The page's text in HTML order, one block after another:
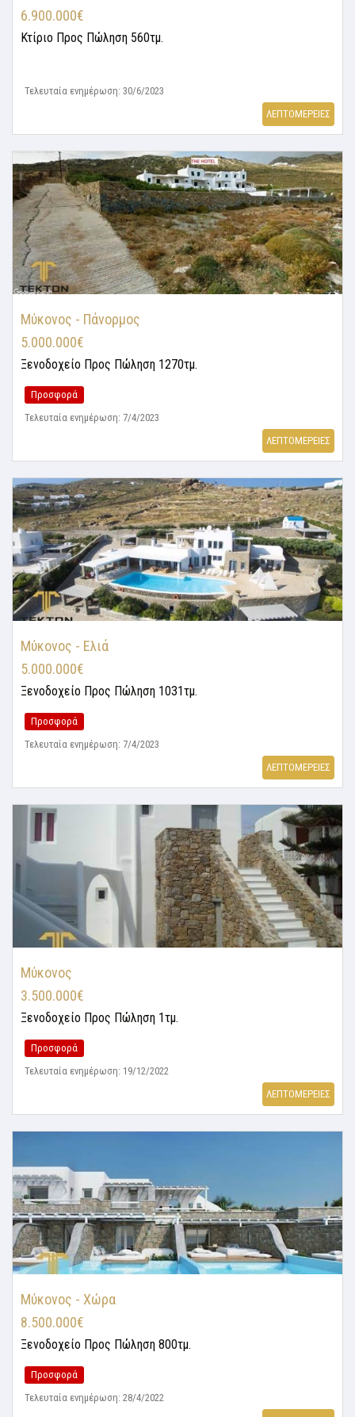
6.900.000€
Κτίριο Προς Πώληση 560τμ.
Τελευταία ενημέρωση: 30/6/2023
ΛΕΠΤΟΜΕΡΕΙΕΣ
Μύκονος - Πάνορμος
5.000.000€
Ξενοδοχείο Προς Πώληση 1270τμ.
Προσφορά
Τελευταία ενημέρωση: 7/4/2023
ΛΕΠΤΟΜΕΡΕΙΕΣ
Μύκονος - Ελιά
5.000.000€
Ξενοδοχείο Προς Πώληση 1031τμ.
Προσφορά
Τελευταία ενημέρωση: 7/4/2023
ΛΕΠΤΟΜΕΡΕΙΕΣ
Μύκονος
3.500.000€
Ξενοδοχείο Προς Πώληση 1τμ.
Προσφορά
Τελευταία ενημέρωση: 19/12/2022
ΛΕΠΤΟΜΕΡΕΙΕΣ
Μύκονος - Χώρα
8.500.000€
Ξενοδοχείο Προς Πώληση 800τμ.
Προσφορά
Τελευταία ενημέρωση: 28/4/2022